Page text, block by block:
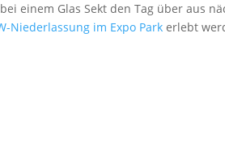
einem Glas Sekt den Tag über aus
Niederlassung im Expo Park erlebt